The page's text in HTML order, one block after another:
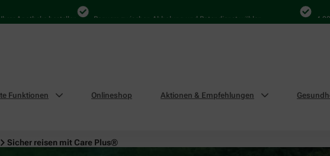
bestellen Bequem zwischen Abholung und Botendienst wählen 4.000
Funktionen Onlineshop Aktionen & Empfehlungen
Sicher reisen mit Care Plus®